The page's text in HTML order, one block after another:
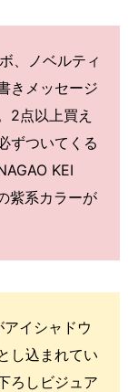
、ノベルティ
きメッセージ
2点以上買え
ずついてくる
KEI
紫系カラーが
イシャドウ
し込まれてい
ろしビジュア